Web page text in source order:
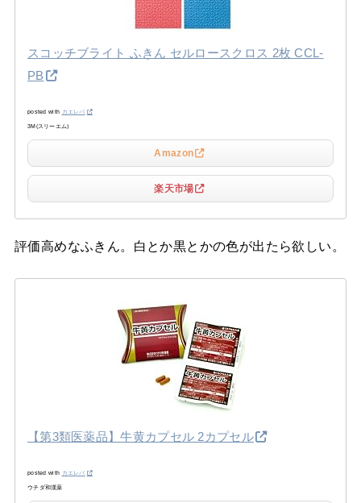
スコッチブライト ふきん セルロースクロス 2枚 CCL-
PB
posted with カエレバ
3M(スリーエム)
Amazon
楽天市場
評価高めなふきん。白とか黒とかの色が出たら欲しい。
【第3類医薬品】牛黄カプセル 2カプセル
posted with カエレバ
ウチダ和漢薬